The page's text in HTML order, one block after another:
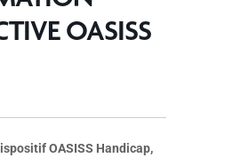
OASISS
OASISS Handicap,